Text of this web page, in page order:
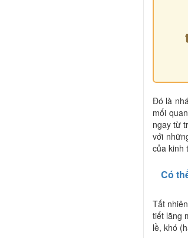
Đó là
mối
ngay từ
với
của kinh
Có
Tất
tiết lãng
lề, khó